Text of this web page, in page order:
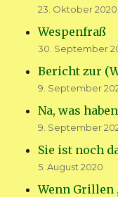
23. Oktober 2020
Wespenfraß
30. September
Bericht zur
9. September
Na, was
9. September
Sie ist noch
5. August 2020
Wenn Grillen